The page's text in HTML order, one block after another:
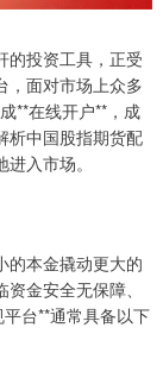
的投资工具，正受
，面对市场上众多
**在线开户**，成
析中国股指期货配
入市场。
的本金撬动更大的
金安全无保障、
台**通常具备以下